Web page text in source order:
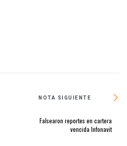
NOTA SIGUIENTE
Falsearon reportes en cartera
vencida Infonavit